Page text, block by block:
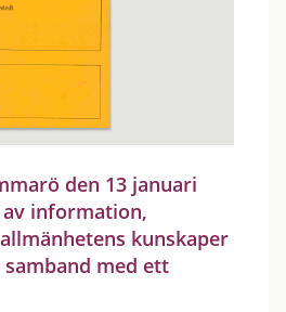
den 13 januari
av information,
kunskaper
med ett